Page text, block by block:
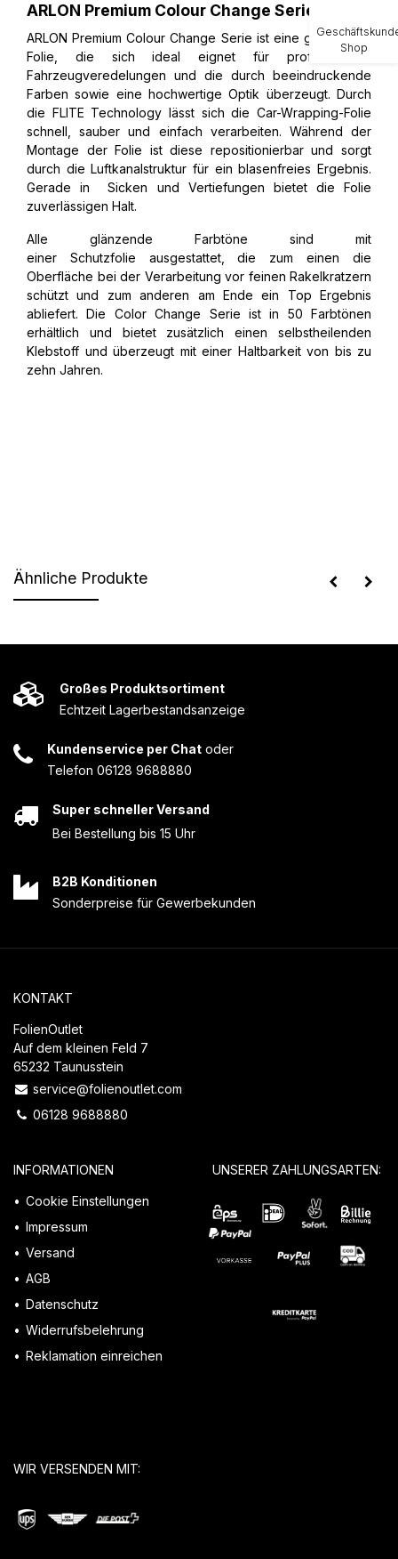
ARLON Premium Colour Change Serie
ARLON Premium Colour Change Serie ist eine gegossene
Folie, die sich ideal eignet für professionelle
Fahrzeugveredelungen und die durch beeindruckende
Farben sowie eine hochwertige Optik überzeugt. Durch
die FLITE Technology lässt sich die Car-Wrapping-Folie
schnell, sauber und einfach verarbeiten. Während der
Montage der Folie ist diese repositionierbar und sorgt
durch die Luftkanalstruktur für ein blasenfreies Ergebnis.
Gerade in Sicken und Vertiefungen bietet die Folie
zuverlässigen Halt.
Alle glänzende Farbtöne sind mit
einer Schutzfolie ausgestattet, die zum einen die
Oberfläche bei der Verarbeitung vor feinen Rakelkratzern
schützt und zum anderen am Ende ein Top Ergebnis
abliefert. Die Color Change Serie ist in 50 Farbtönen
erhältlich und bietet zusätzlich einen selbstheilenden
Klebstoff und überzeugt mit einer Haltbarkeit von bis zu
zehn Jahren.
Ähnliche Produkte
Großes Produktsortiment
Echtzeit Lagerbestandsanzeige
Kundenservice per Chat oder
Telefon 06128 9688880
Super schneller Versand
Bei Bestellung bis 15 Uhr
B2B Konditionen
Sonderpreise für Gewerbekunden
KONTAKT
FolienOutlet
Auf dem kleinen Feld 7
65232 Taunusstein
service@folienoutlet.com
06128 9688880
INFORMATIONEN
Cookie Einstellungen
Impressum
Versand
AGB
Datenschutz
Widerrufsbelehrung
Reklamation einreichen
UNSERER ZAHLUNGSARTEN:
WIR VERSENDEN MIT:
Shop